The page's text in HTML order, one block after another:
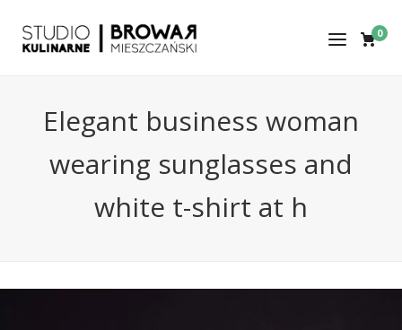
0
Elegant business woman
wearing sunglasses and
white t-shirt at h